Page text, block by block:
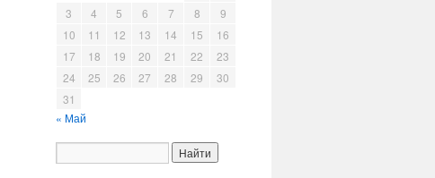
« Май
3
4 5 6 7 8
9
10
11 12 13 14 15
16
17
18 19 20 21 22
23
24
25 26 27 28 29
30
31